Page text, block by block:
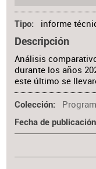
Tipo informe
Descripción
Análisis
durante los años
este último se
Colección
Fecha de publicación